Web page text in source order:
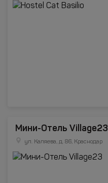
Мини-Отель Village23
ул. Каляева, д. 86, Краснодар